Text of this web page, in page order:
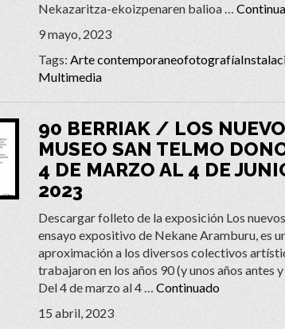
Nekazaritza-ekoizpenaren balioa …
9 mayo, 2023
Tags: Arte contemporaneofotografía
Multimedia
90 BERRIAK / LOS
MUSEO SAN TELMO
4 DE MARZO AL 4 DE
2023
Descargar folleto de la exposición Los
ensayo expositivo de Nekane Aramburu, es
aproximación a los diversos colectivos
trabajaron en los años 90 (y unos años antes
Del 4 de marzo al 4 … Continuado
15 abril, 2023